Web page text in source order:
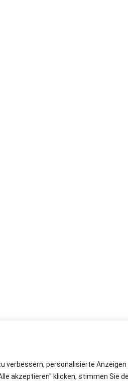
verbessern, personalisierte
akzeptieren" klicken, stimmen Sie